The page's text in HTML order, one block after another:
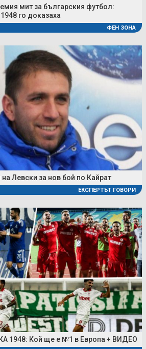
мит за българския футбол:
го доказаха
ФЕН ЗОНА
Левски за нов бой по Кайрат
ЕКСПЕРТЪТ ГОВОРИ
1948: Кой ще е №1 в Европа + ВИДЕО